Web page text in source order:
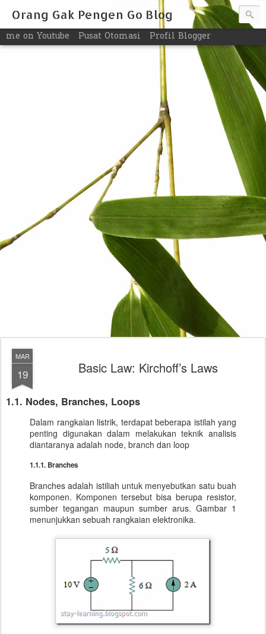
Orang Gak Pengen Go Blog
me on Youtube Pusat Otomasi Profil Blogger
MAR
19 Basic Law: Kirchoff’s Laws
1.1. Nodes, Branches, Loops
Dalam rangkaian listrik, terdapat beberapa istilah yang
penting digunakan dalam melakukan teknik analisis
diantaranya adalah node, branch dan loop
1.1.1. Branches
Branches adalah istiliah untuk menyebutkan satu buah
komponen. Komponen tersebut bisa berupa resistor,
sumber tegangan maupun sumber arus. Gambar 1
menunjukkan sebuah rangkaian elektronika.